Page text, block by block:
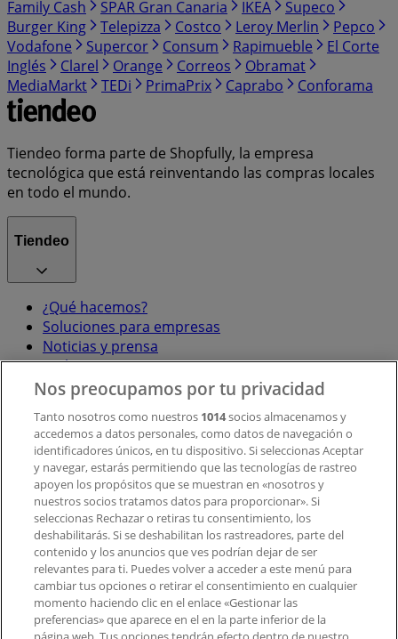
Family Cash
SPAR Gran Canaria IKEA
Supeco
Burger King
Telepizza Costco Leroy Merlin
Pepco
Vodafone
Supercor Consum Rapimueble
El Corte
Inglés
Clarel Orange Correos
Obramat
MediaMarkt
TEDi PrimaPrix Caprabo Conforama
Tiendeo forma parte de Shopfully, la empresa
tecnológica que está reinventando las compras locales
en todo el mundo.
Tiendeo
¿Qué hacemos?
Soluciones para empresas
Noticias y prensa
Trabaja con nosotros
Contacto
Contacto comercial y de marketing
Tienda mal colocada en el mapa
Notificar un folleto
¿Encontraste un problema en la web o en la
aplicación?
Índices
Nos preocupamos por tu privacidad
Tanto nosotros como nuestros 1014socios almacenamos y
accedemos a datos personales, como datos de navegación o
identificadores únicos, en tu dispositivo. Si seleccionas Aceptar
y navegar, estarás permitiendo que las tecnologías de rastreo
apoyen los propósitos que se muestran en «nosotros y
nuestros socios tratamos datos para proporcionar». Si
seleccionas Rechazar o retiras tu consentimiento, los
deshabilitarás. Si se deshabilitan los rastreadores, parte del
contenido y los anuncios que ves podrían dejar de ser
relevantes para ti. Puedes volver a acceder a este menú para
cambiar tus opciones o retirar el consentimiento en cualquier
momento haciendo clic en el enlace «Gestionar las
preferencias» que aparece en el en la parte inferior de la